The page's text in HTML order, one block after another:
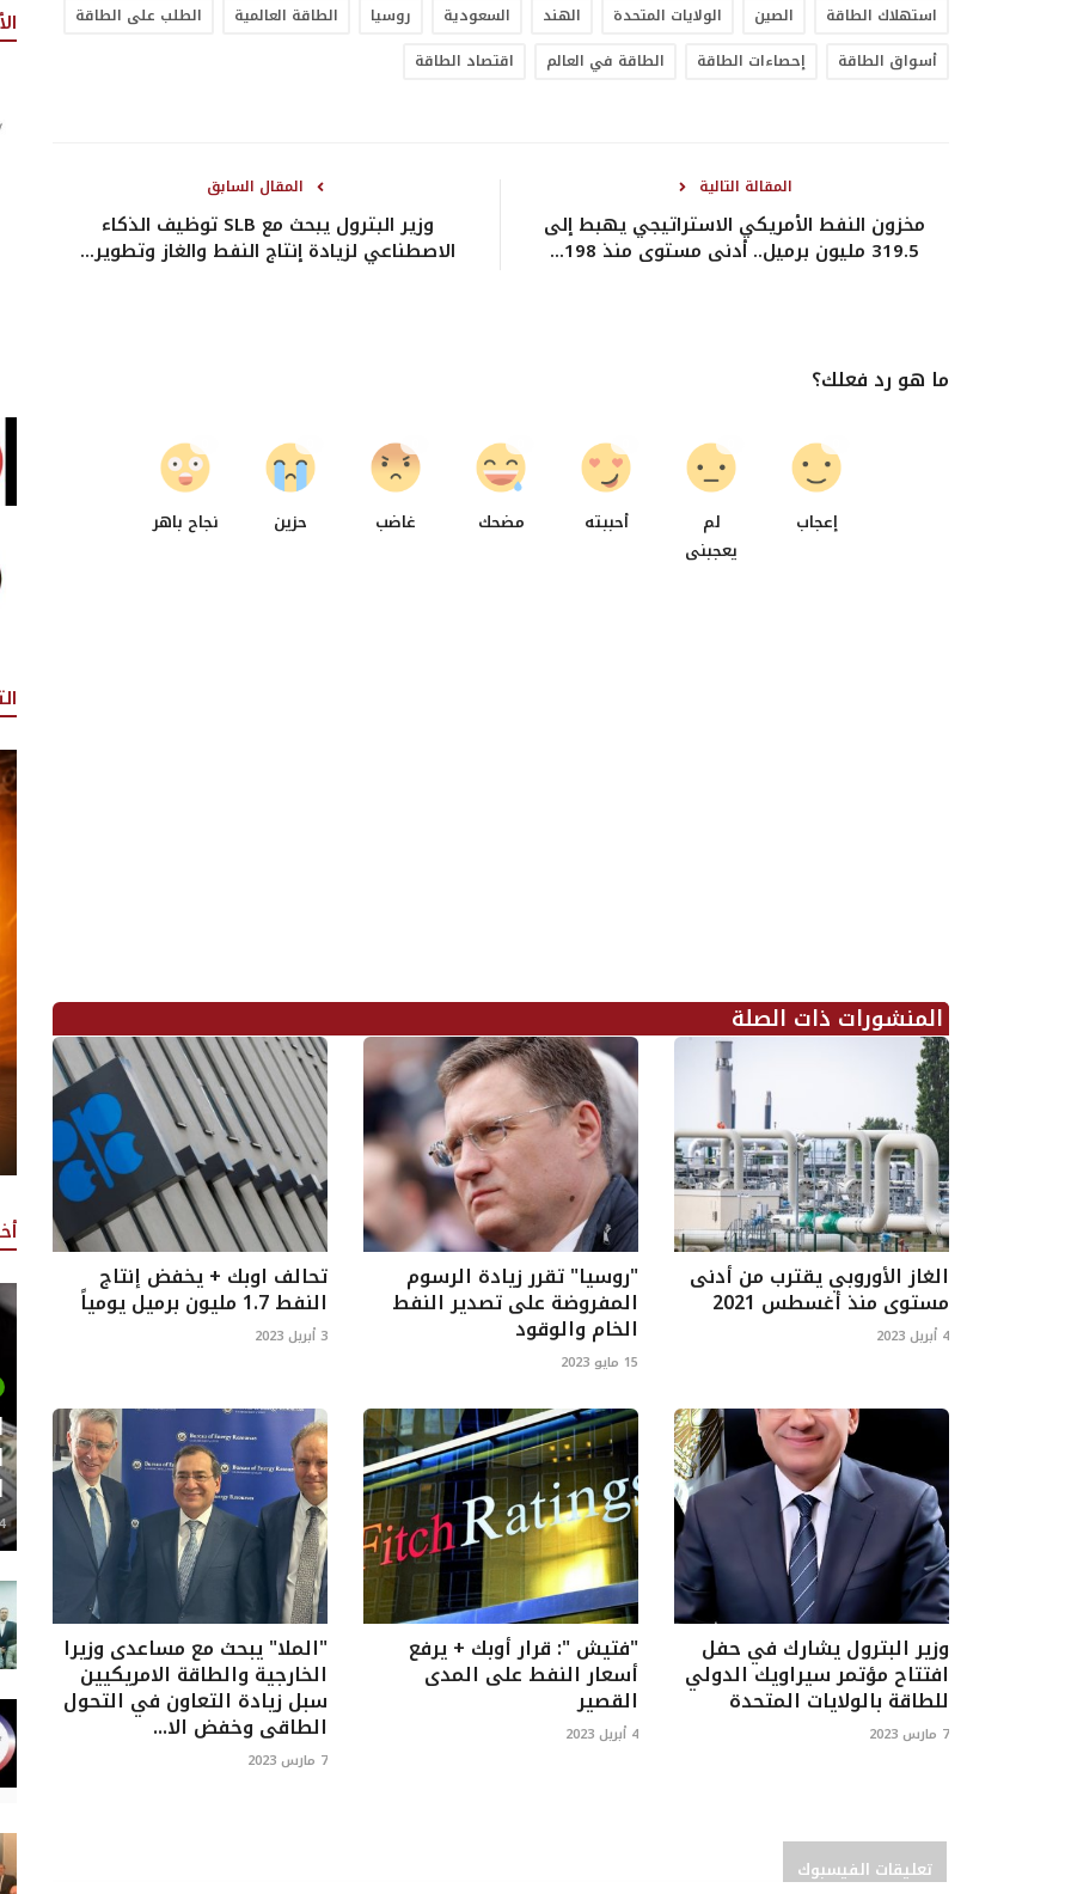
استهلاك الطاقة الصين الولايات المتحدة الهند السعودية روسيا الطاقة العالمية
الطلب على الطاقة
أسواق الطاقة
إحصاءات الطاقة الطاقة في العالم اقتصاد الطاقة
المقال السابق
وزير البترول يبحث مع SLB توظيف الذكاء
الاصطناعي لزيادة إنتاج النفط والغاز وتطوير...
المقالة التالية
مخزون النفط الأمريكي الاستراتيجي يهبط إلى
319.5 مليون برميل.. أدنى مستوى منذ 198...
ما هو رد فعلك؟
إعجاب
لم
يعجبنى
أحببته مضحك غاضب حزين نجاح باهر
المنشورات ذات الصلة
الغاز الأوروبي يقترب من أدنى
مستوى منذ أغسطس 2021
4 أبريل 2023
"روسيا" تقرر زيادة الرسوم
المفروضة على تصدير النفط
الخام والوقود
15 مايو 2023
تحالف اوبك + يخفض إنتاج
النفط 1.7 مليون برميل يومياً
3 أبريل 2023
وزير البترول يشارك في حفل
افتتاح مؤتمر سيراويك الدولي
للطاقة بالولايات المتحدة
7 مارس 2023
"فتيش ": قرار أوبك + يرفع
أسعار النفط على المدى
القصير
4 أبريل 2023
"الملا" يبحث مع مساعدى وزيرا
الخارجية والطاقة الامريكيين
سبل زيادة التعاون في التحول
الطاقى وخفض الا...
7 مارس 2023
تعليقات الفيسبوك
24